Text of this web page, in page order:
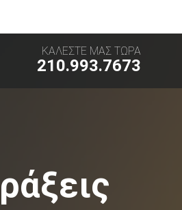
ΚΑΛΕΣΤΕ ΜΑΣ ΤΩΡΑ
210.993.7673